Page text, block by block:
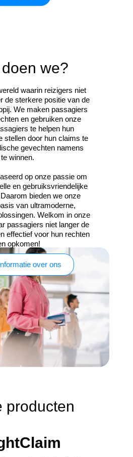
we?
waarin reizigers niet
de sterkere positie van de
We maken passagiers
en gebruiken onze
te helpen hun
stellen door hun claims te
gevechten namens
winnen.
op onze passie om
en gebruiksvriendelijke
bieden we onze
van ultramoderne,
Welkom in onze
passagiers niet langer de
effectief voor hun rechten
opkomen!
over ons
producten